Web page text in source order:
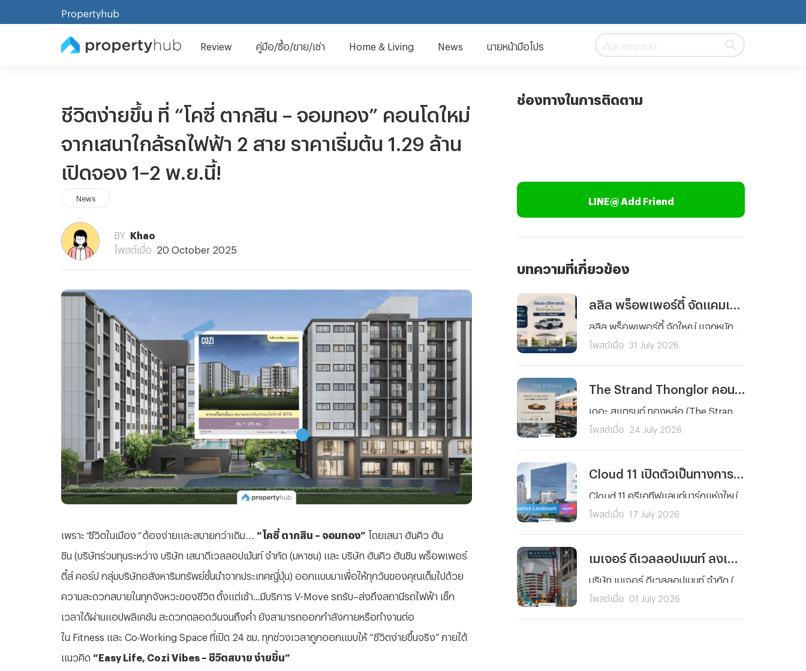
Propertyhub
Review คู่มือ/ซื้อ/ขาย/เช่า Home & Living News นายหน้ามือโปร ค้นหาบทความ
ชีวิตง่ายขึ้น ที่ “โคซี่ ตากสิน – จอมทอง” คอนโดใหม่
จากเสนาใกล้รถไฟฟ้า 2 สาย ราคาเริ่มต้น 1.29 ล้าน
เปิดจอง 1–2 พ.ย.นี้!
News
BY
Khao
โพสต์เมื่อ
20 October 2025
เพราะ “ชีวิตในเมือง ”ต้องง่ายและสบายกว่าเดิม “โคซี่ ตากสิน – จอมทอง” โดยเสนา ฮันคิว ฮัน
ชิน (บริษัทร่วมทุนระหว่าง บริษัท เสนาดีเวลลอปเม้นท์ จำกัด (มหาชน) และ บริษัท ฮันคิว ฮันชิน พร็อพเพอร์
ตี้ส์ คอร์ป กลุ่มบริษัทอสังหาริมทรัพย์ชั้นนำจากประเทศญี่ปุ่น) ออกแบบมาเพื่อให้ทุกวันของคุณเต็มไปด้วย
ความสะดวกสบายในทุกจังหวะของชีวิต ตั้งแต่เช้า มีบริการ V-Move รถรับ ส่งถึงสถานีรถไฟฟ้า เช็ก
เวลาได้ผ่านแอปพลิเคชัน สะดวกตลอดวันจนถึงค่ำ ยังสามารถออกกำลังกายหรือทำงานต่อ
ใน Fitness และ Co-Working Space ที่เปิด 24 ชม ทุกช่วงเวลาถูกออกแบบให้“ชีวิตง่ายขึ้นจริง” ภายใต้
แนวคิด “Easy Life, Cozi Vibes – ชีวิตสบาย ง่ายขึ้น”
ช่องทางในการติดตาม
LINE@ Add Friend
บทความที่เกี่ยวข้อง
โพสต์เมื่อ 31 July 2026
โพสต์เมื่อ 24 July 2026
โพสต์เมื่อ 17 July 2026
โพสต์เมื่อ 01 July 2026